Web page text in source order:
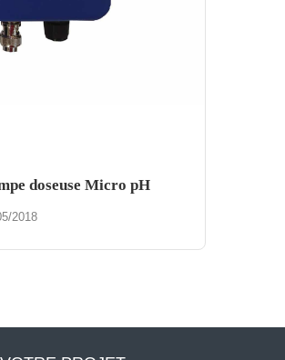
doseuse Micro pH
2018